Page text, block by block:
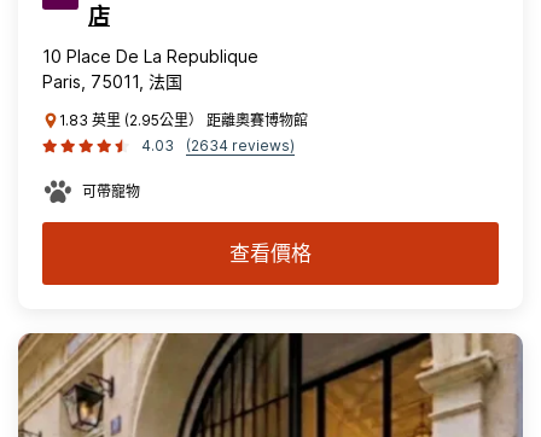
店
10 Place De La Republique
Paris, 75011, 法国
1.83 英里 (2.95公里） 距離奧賽博物館
4.03
(2634 reviews)
可帶寵物
查看價格